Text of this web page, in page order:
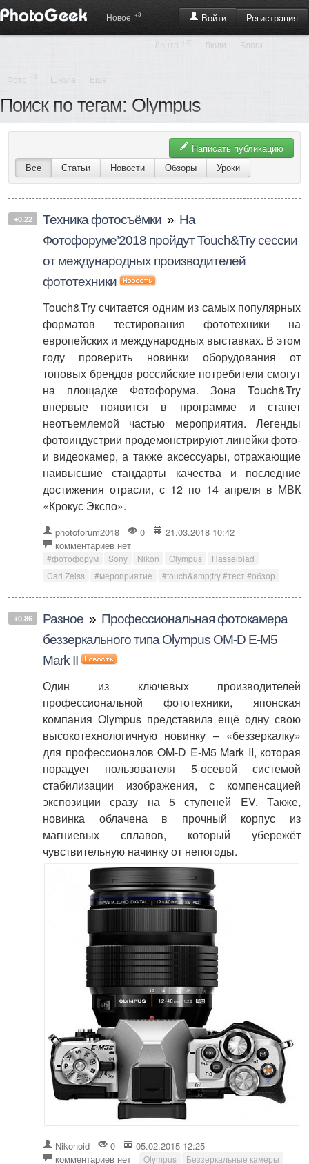
Войти Регистрация
Новое +3
Лента +17 Люди Блоги
Фото Школа Еще ...
Поиск по тегам: Olympus
Написать публикацию
Все
Статьи Новости Обзоры Уроки
+0.22 Техника фотосъёмки » На
Фотофоруме’2018 пройдут Touch&Try сессии
от международных производителей
фототехники
Touch&Try считается одним из самых популярных
форматов тестирования фототехники на
европейских и международных выставках. В этом
году проверить новинки оборудования от
топовых брендов российские потребители смогут
на площадке Фотофорума. Зона Touch&Try
впервые появится в программе и станет
неотъемлемой частью мероприятия. Легенды
фотоиндустрии продемонстрируют линейки фото-
и видеокамер, а также аксессуары, отражающие
наивысшие стандарты качества и последние
достижения отрасли, с 12 по 14 апреля в МВК
«Крокус Экспо».
photoforum2018 0
21.03.2018 10:42
комментариев нет
#фотофорум Sony Nikon Olympus
Hasselblad
Carl Zeiss
#мероприятие #touch&amp;try #тест #обзор
+0.86 Разное » Профессиональная фотокамера
беззеркального типа Olympus OM-D E-M5
Mark II
Один из ключевых производителей
профессиональной фототехники, японская
компания Olympus представила ещё одну свою
высокотехнологичную новинку – «беззеркалку»
для профессионалов OM-D E-M5 Mark II, которая
порадует пользователя 5-осевой системой
стабилизации изображения, с компенсацией
экспозиции сразу на 5 ступеней EV. Также,
новинка облачена в прочный корпус из
магниевых сплавов, который убережёт
чувствительную начинку от непогоды.
Nikonoid 0
05.02.2015 12:25
комментариев нет
Olympus Беззеркальные камеры